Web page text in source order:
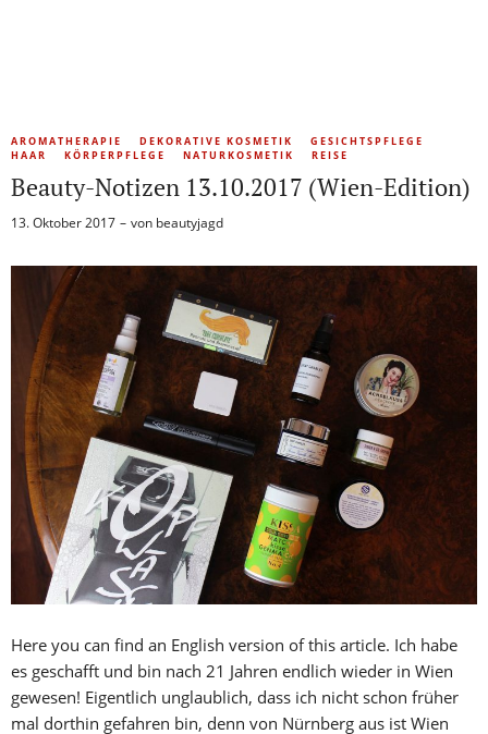
AROMATHERAPIE DEKORATIVE KOSMETIK
GESICHTSPFLEGE
HAAR
KÖRPERPFLEGE NATURKOSMETIK REISE
Beauty-Notizen 13.10.2017 (Wien-Edition)
13. Oktober 2017 von beautyjagd
Here you can find an English version of this article. Ich habe
es geschafft und bin nach 21 Jahren endlich wieder in Wien
gewesen! Eigentlich unglaublich, dass ich nicht schon früher
mal dorthin gefahren bin, denn von Nürnberg aus ist Wien